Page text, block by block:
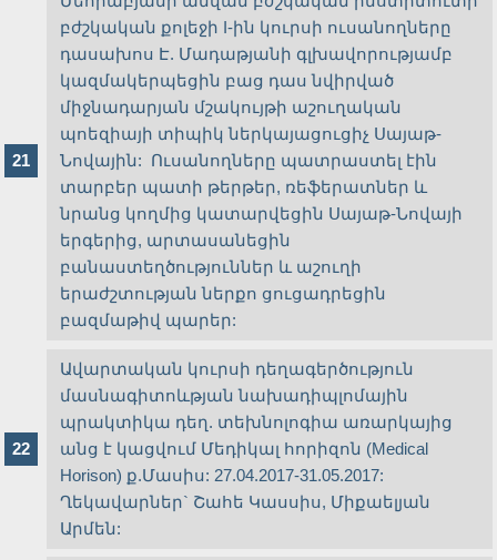
բժշկական քոլեջի I-ին կուրսի ուսանողները
դասախոս Է. Մադաթյանի գլխավորությամբ
կազմակերպեցին բաց դաս նվիրված
միջնադարյան մշակույթի աշուղական
պոեզիայի տիպիկ ներկայացուցիչ Սայաթ-
Նովային: Ուսանողները պատրաստել էին
տարբեր պատի թերթեր, ռեֆերատներ և
նրանց կողմից կատարվեցին Սայաթ-Նովայի
երգերից, արտասանեցին
բանաստեղծություններ և աշուղի
երաժշտության ներքո ցուցադրեցին
բազմաթիվ պարեր:
Ավարտական կուրսի դեղագերծություն
մասնագիտոևթյան նախադիպլոմային
պրակտիկա դեղ. տեխնոլոգիա առարկայից
անց է կացվում Մեդիկալ հորիզոն (Medical
Horison) ք.Մասիս: 27.04.2017-31.05.2017:
Ղեկավարներ` Շահե Կասսիս, Միքաելյան
Արմեն: